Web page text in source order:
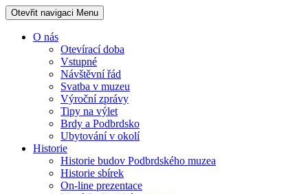
Otevřit navigaci Menu
O nás
Otevírací doba
Vstupné
Návštěvní řád
Svatba v muzeu
Výroční zprávy
Tipy na výlet
Brdy a Podbrdsko
Ubytování v okolí
Historie
Historie budov Podbrdského muzea
Historie sbírek
On-line prezentace